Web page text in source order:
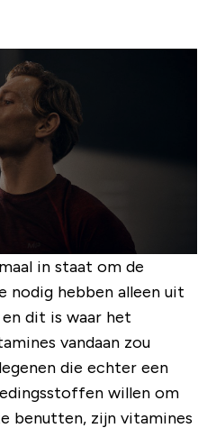
in staat om de
nodig hebben alleen uit
dit is waar het
vandaan zou
die echter een
willen om
benutten, zijn vitamines